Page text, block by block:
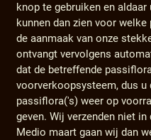
knop te gebruiken en
kunnen dan zien voor
de aanmaak van onze
ontvangt vervolgens
dat de betreffende
voorverkoopsysteem, dus u
passiflora('s) weer op
geven. Wij verzenden niet
Medio maart gaan wij dan